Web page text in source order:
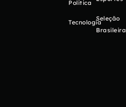
Política
Tecnologia
Seleção
Brasileira